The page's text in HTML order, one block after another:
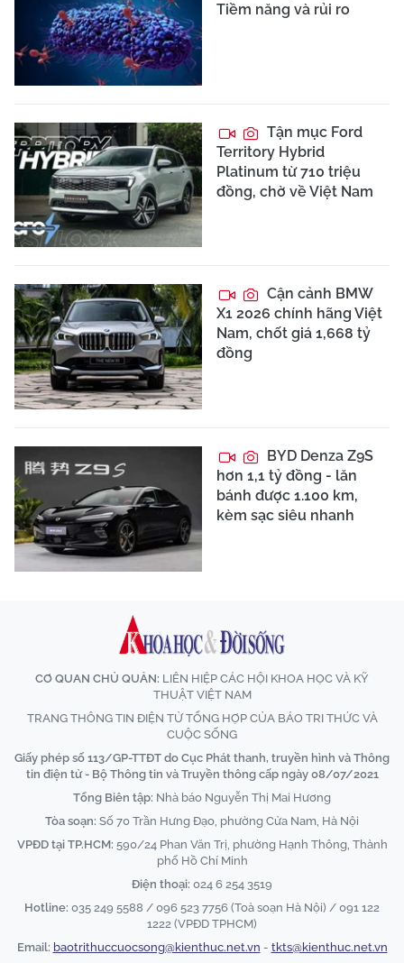
Tiềm năng và rủi ro
Tận mục Ford
Territory Hybrid
Platinum từ 710 triệu
đồng, chờ về Việt Nam
Cận cảnh BMW
X1 2026 chính hãng Việt
Nam, chốt giá 1,668 tỷ
đồng
BYD Denza Z9S
hơn 1,1 tỷ đồng - lăn
bánh được 1.100 km,
kèm sạc siêu nhanh
CƠ QUAN CHỦ QUẢN: LIÊN HIỆP CÁC HỘI KHOA HỌC VÀ KỸ
THUẬT VIỆT NAM
TRANG THÔNG TIN ĐIỆN TỬ TỔNG HỢP CỦA BÁO TRI THỨC VÀ
CUỘC SỐNG
Giấy phép số 113/GP-TTĐT do Cục Phát thanh, truyền hình và Thông
tin điện tử - Bộ Thông tin và Truyền thông cấp ngày 08/07/2021
Tổng Biên tập: Nhà báo Nguyễn Thị Mai Hương
Tòa soạn: Số 70 Trần Hưng Đạo, phường Cửa Nam, Hà Nội
VPĐD tại TP.HCM: 590/24 Phan Văn Trị, phường Hạnh Thông, Thành
phố Hồ Chí Minh
Điện thoại: 024 6 254 3519
Hotline: 035 249 5588 / 096 523 7756 (Toà soạn Hà Nội) / 091 122
1222 (VPĐD TPHCM)
Email: baotrithuccuocsong@kienthuc.net.vn - tkts@kienthuc.net.vn